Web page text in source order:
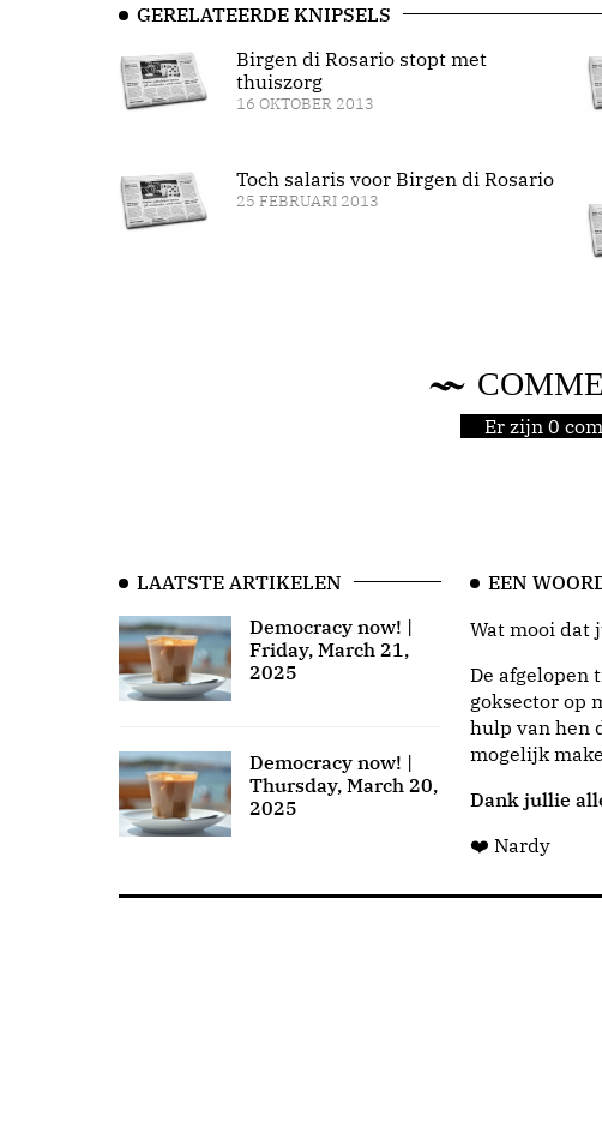
GERELATEERDE KNIPSELS
Birgen di Rosario stopt met
thuiszorg
16 OKTOBER 2013
Toch salaris voor Birgen di Rosario
25 FEBRUARI 2013
Er zijn 0
LAATSTE ARTIKELEN
Democracy now! |
Friday, March 21,
2025
Democracy now! |
Thursday, March 20,
2025
EEN
Wat mooi dat
De afgelopen
goksector op
hulp van hen
mogelijk
Dank jullie
❤️ Nardy